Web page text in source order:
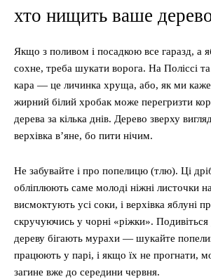
хто нищить ваше
Якщо з поливом і посадкою все гаразд, а
сохне, треба шукати ворога. На Поліссі
кара — це личинка хруща, або, як ми
жирний білий хробак може перегризти
дерева за кілька днів. Дерево зверху
верхівка в’яне, бо пити нічим.
Не забувайте і про попелицю (тлю). Ці
обліплюють саме молоді ніжні листочки
висмоктують усі соки, і верхівка яблуні
скручуючись у чорні «ріжки».
дереву бігають мурахи — шукайте
працюють у парі, і якщо їх не прогнати,
загине вже до середини червня.